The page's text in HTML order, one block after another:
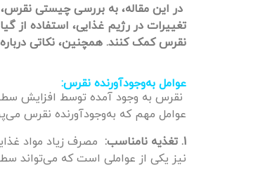
در این مقاله، به بررسی چیستی
تغییرات در رژیم غذایی، استفاده از
نقرس کمک کنند. همچنین، نکاتی
عوامل به‌وجودآورنده نقرس:
نقرس به وجود آمده توسط افزایش
عوامل مهم که به‌وجودآورنده نقرس
1. تغذیه نامناسب:
مصرف زیاد مواد
نیز یکی از عواملی است که می‌تواند